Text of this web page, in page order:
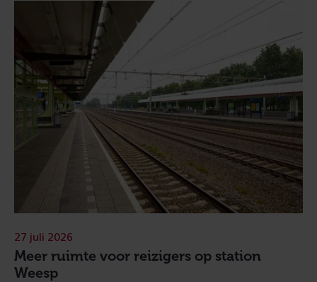
Meer ruimte voor reizigers op station
Weesp
27 juli 2026